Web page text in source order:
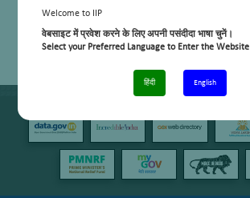
Welcome to IIP
वेबसाइट में प्रवेश करने के लिए अपनी पसंदीदा भाषा चुनें।
Select your Preferred Language to Enter the Website
हिंदी English